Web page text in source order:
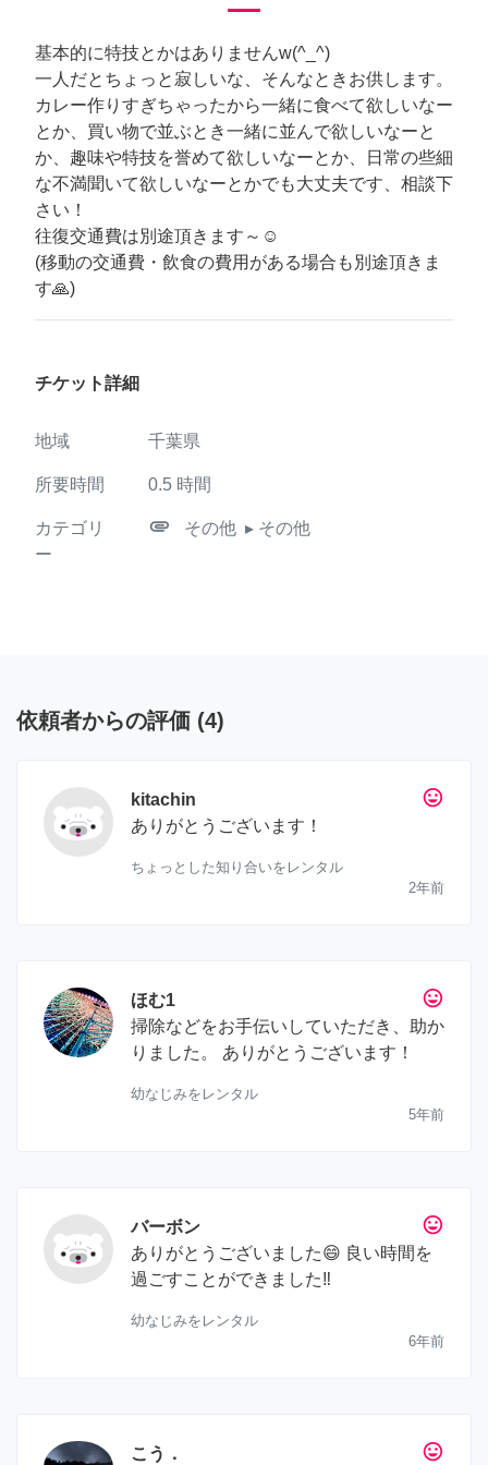
基本的に特技とかはありませんw(^_^)
一人だとちょっと寂しいな、そんなときお供します。
カレー作りすぎちゃったから一緒に食べて欲しいなー
とか、買い物で並ぶとき一緒に並んで欲しいなーと
か、趣味や特技を誉めて欲しいなーとか、日常の些細
な不満聞いて欲しいなーとかでも大丈夫です、相談下
さい！
往復交通費は別途頂きます～☺
(移動の交通費・飲食の費用がある場合も別途頂きま
す🙏)
チケット詳細
地域 千葉県
所要時間 0.5 時間
カテゴリ
ー
attachment その他 ▸ その他
依頼者からの評価 (4)
tag_faces
kitachin
ありがとうございます！
ちょっとした知り合いをレンタル
2年前
tag_faces
ほむ1
掃除などをお手伝いしていただき、助か
りました。 ありがとうございます！
幼なじみをレンタル
5年前
tag_faces
バーボン
ありがとうございました😄 良い時間を
過ごすことができました‼️
幼なじみをレンタル
6年前
tag_faces
こう．